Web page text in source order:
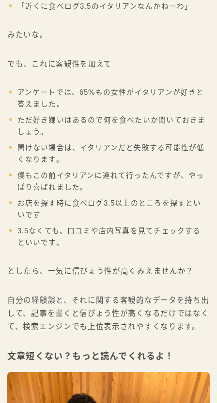
Follow Me
「近くに食べログ3.5のイタリアンなんかねーわ」
みたいな。
でも、これに客観性を加えて
アンケートでは、65%もの女性がイタリアンが好きと
答えました。
ただ好き嫌いはあるので何を食べたいか聞いておきま
しょう。
聞けない場合は、イタリアンだと失敗する可能性が低
くなります。
僕もこの前イタリアンに連れて行ったんですが、やっ
ぱり喜ばれました。
お店を探す時に食べログ3.5以上のところを探すとい
いです
3.5なくても、口コミや店内写真を見てチェックする
といいです。
としたら、一気に信ぴょう性が高くみえませんか？
自分の経験談と、それに関する客観的なデータを持ち出
して、記事を書くと信ぴょう性が高くなるだけではなく
て、検索エンジンでも上位表示されやすくなります。
文章短くない？もっと読んでくれるよ！